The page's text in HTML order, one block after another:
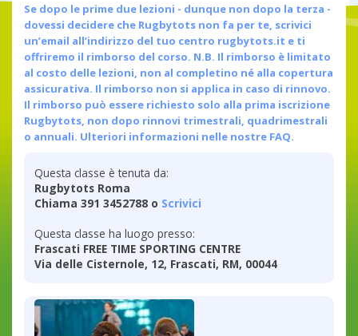
Se dopo le prime due lezioni - dunque non dopo la terza -
dovessi decidere che Rugbytots non fa per te, scrivici
un’email all’indirizzo del tuo centro rugbytots.it e ti
offriremo il rimborso del corso. N.B. Il rimborso è limitato
al costo delle lezioni, non al completino né alla copertura
assicurativa. Il rimborso non si applica in caso di rinnovo.
Il rimborso può essere richiesto solo alla prima iscrizione
Rugbytots, non dopo rinnovi trimestrali, quadrimestrali
o annuali. Ulteriori informazioni nelle nostre FAQ.
Questa classe è tenuta da:
Rugbytots Roma
Chiama 391 3452788 o Scrivici
Questa classe ha luogo presso:
Frascati FREE TIME SPORTING CENTRE
Via delle Cisternole, 12, Frascati, RM, 00044